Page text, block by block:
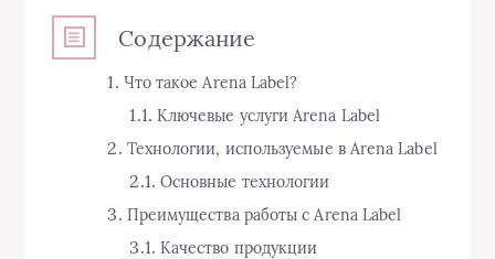
Содержание
Что такое Arena Label?
Ключевые услуги Arena Label
Технологии, используемые в Arena Label
Основные технологии
Преимущества работы с Arena Label
Качество продукции